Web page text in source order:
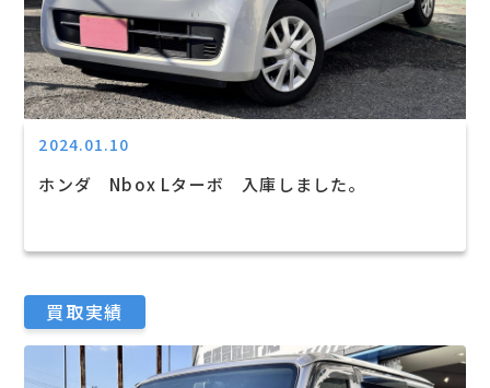
2024.01.10
ホンダ Nbox Lターボ 入庫しました。
買取実績